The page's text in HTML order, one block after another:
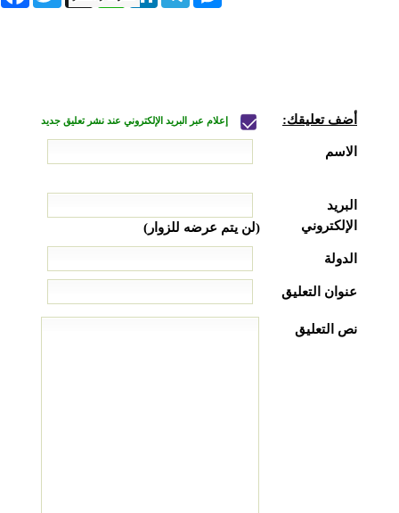
أضف تعليقك: إعلام عبر البريد الإلكتروني عند نشر تعليق جديد
الاسم
البريد
الإلكتروني
(لن يتم عرضه للزوار)
الدولة
عنوان التعليق
نص التعليق